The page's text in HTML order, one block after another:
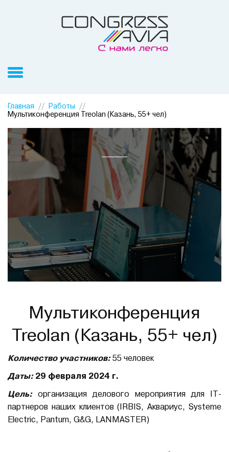
Главная
Работы
Мультиконференция Treolan (Казань, 55+ чел)
Мультиконференция
Treolan (Казань, 55+ чел)
Количество участников: 55 человек
Даты:29 февраля 2024 г.
Цель:организация делового мероприятия для IT-
партнеров наших клиентов (IRBIS, Аквариус, Systeme
Electric, Pantum, G&G, LANMASTER)